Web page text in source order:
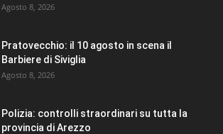
Agosto 8, 2026
Pratovecchio: il 10 agosto in scena il
Barbiere di Siviglia
Agosto 8, 2026
Polizia: controlli straordinari su tutta la
provincia di Arezzo